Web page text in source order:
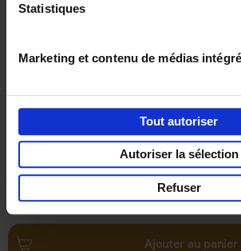
Statistiques
Marketing et contenu de médias intégré
Tout autoriser
Autoriser la sélection
Refuser
Why now? ENG
€34,99
Ajouter au panier